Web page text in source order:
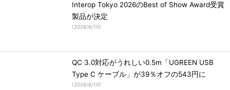
Interop Tokyo 2026のBest of Show Award受賞
製品が決定
(2026/6/10)
QC 3.0対応がうれしい0.5m「UGREEN USB
Type C ケーブル」が39％オフの543円に
(2026/6/10)